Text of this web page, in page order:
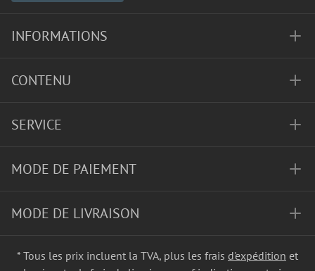
INFORMATIONS
CONTENU
SERVICE
MODE DE PAIEMENT
MODE DE LIVRAISON
* Tous les prix incluent la TVA, plus les frais d'expédition et